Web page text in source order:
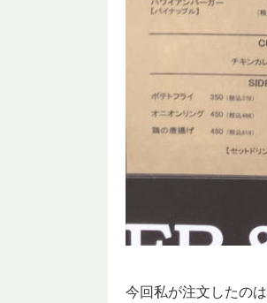
今回私が注文したのは